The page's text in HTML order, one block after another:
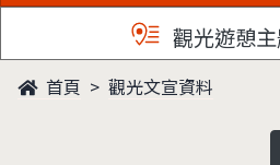
觀光遊憩
首頁 觀光文宣資料